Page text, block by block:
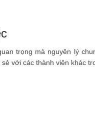
trọng mà nguyên lý
với các thành viên khác